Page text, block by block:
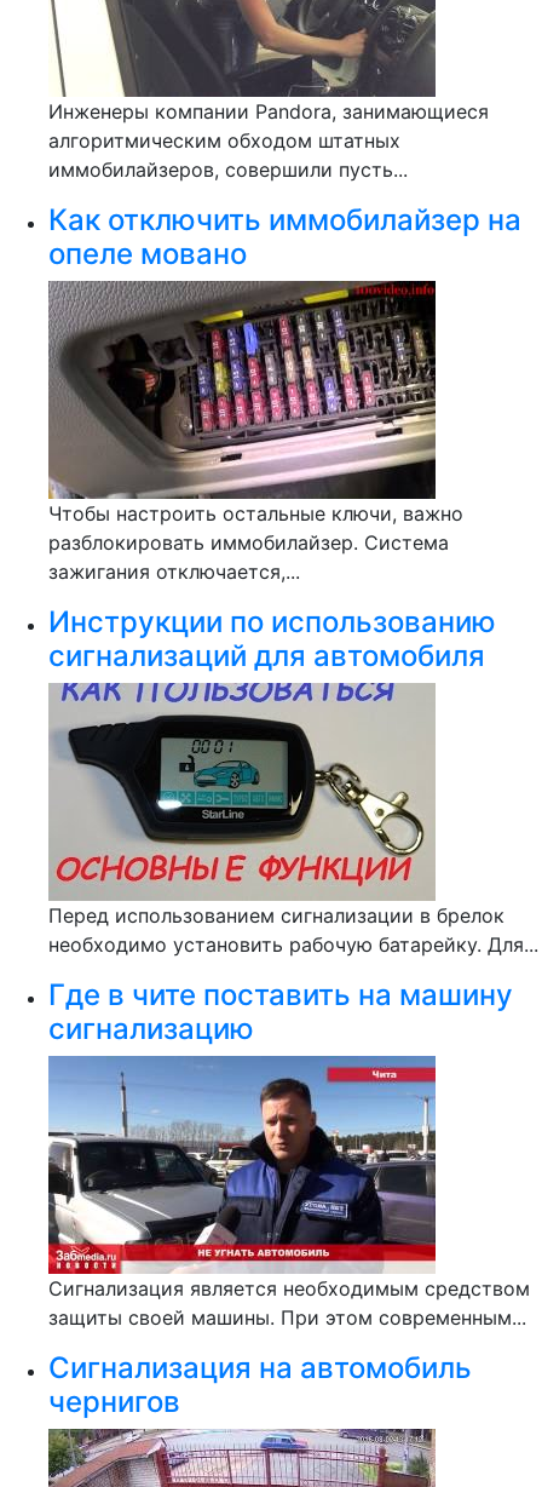
Инженеры компании Pandora, занимающиеся
алгоритмическим обходом штатных
иммобилайзеров, совершили пусть...
Как отключить иммобилайзер на
опеле мовано
Чтобы настроить остальные ключи, важно
разблокировать иммобилайзер. Система
зажигания отключается,...
Инструкции по использованию
сигнализаций для автомобиля
Перед использованием сигнализации в брелок
необходимо установить рабочую батарейку. Для...
Где в чите поставить на машину
сигнализацию
Сигнализация является необходимым средством
защиты своей машины. При этом современным...
Сигнализация на автомобиль
чернигов